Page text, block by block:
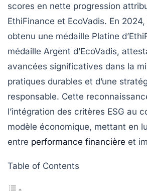
scores en nette progression
EthiFinance et EcoVadis. En 2024,
obtenu une médaille Platine
médaille Argent d’EcoVadis,
avancées significatives dans la
pratiques durables et d’une
responsable. Cette
l’intégration des critères ESG au
modèle économique, mettant en
entre performance financière et
Table of Contents